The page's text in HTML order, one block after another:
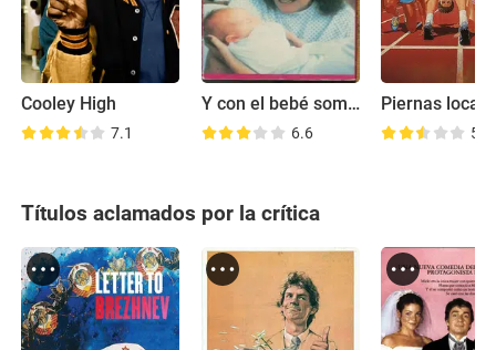
Cooley High
7.1
Y con el bebé somos seis
6.6 5.3
Títulos aclamados por la crítica